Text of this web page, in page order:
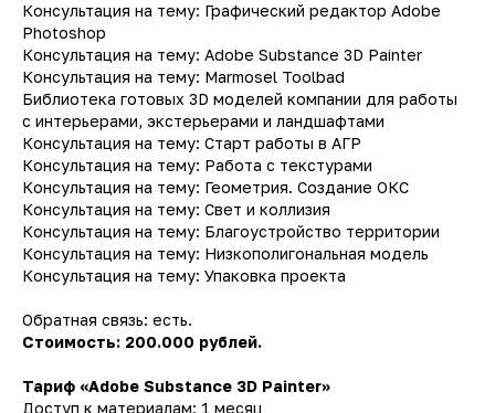
Консультация на тему: Графический редактор Adobe
Photoshop
Консультация на тему: Adobe Substance 3D Painter
Консультация на тему: Marmosel Toolbad
Библиотека готовых 3D моделей компании для работы
с интерьерами, экстерьерами и ландшафтами
Консультация на тему: Старт работы в АГР
Консультация на тему: Работа с текстурами
Консультация на тему: Геометрия. Создание ОКС
Консультация на тему: Свет и коллизия
Консультация на тему: Благоустройство территории
Консультация на тему: Низкополигональная модель
Консультация на тему: Упаковка проекта
Обратная связь: есть.
Стоимость: 200.000 рублей.
Тариф «Adobe Substance 3D Painter»
Доступ к материалам: 1 месяц